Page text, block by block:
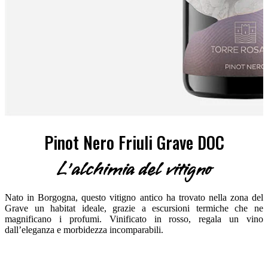
Pinot Nero Friuli Grave DOC
L'alchimia del vitigno
Nato in Borgogna, questo vitigno antico ha trovato nella zona del
Grave un habitat ideale, grazie a escursioni termiche che ne
magnificano i profumi. Vinificato in rosso, regala un vino
dall’eleganza e morbidezza incomparabili.